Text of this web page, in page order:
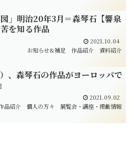
図」明治20年3月＝森琴石【響泉
を知る作品
2021.10.04
お知らせ&補足
作品紹介 資料紹介
、森琴石の作品がヨーロッパで
2021.09.02
品紹介
個人の方々 展覧会・講座・掲載情報